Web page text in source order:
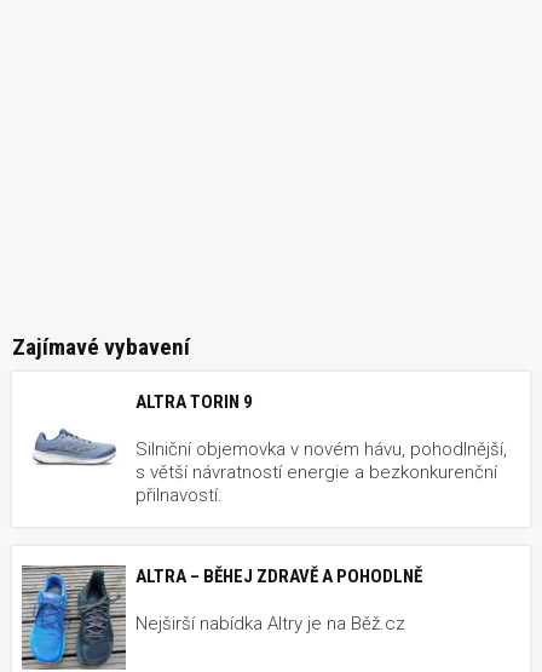
Zajímavé vybavení
ALTRA TORIN 9
Silniční objemovka v novém hávu, pohodlnější,
s větší návratností energie a bezkonkurenční
přilnavostí.
ALTRA – BĚHEJ ZDRAVĚ A POHODLNĚ
Nejširší nabídka Altry je na Běž.cz